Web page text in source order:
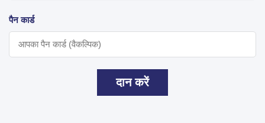
पैन कार्ड
दान करें